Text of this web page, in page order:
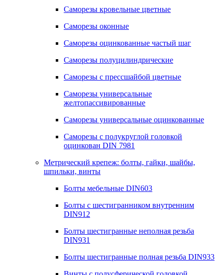
Саморезы кровельные цветные
Саморезы оконные
Саморезы оцинкованные частый шаг
Саморезы полуцилиндрические
Саморезы с прессшайбой цветные
Саморезы универсальные
желтопассивированные
Саморезы универсальные оцинкованные
Саморезы с полукруглой головкой
оцинкован DIN 7981
Метрический крепеж: болты, гайки, шайбы,
шпильки, винты
Болты мебельные DIN603
Болты с шестигранником внутренним
DIN912
Болты шестигранные неполная резьба
DIN931
Болты шестигранные полная резьба DIN933